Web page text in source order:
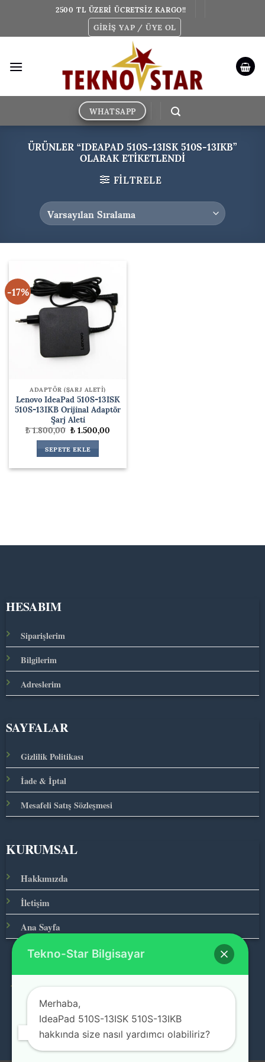
2500 TL ÜZERİ ÜCRETSİZ KARGO!!
GIRIŞ YAP / ÜYE OL
WHATSAPP
ÜRÜNLER “IDEAPAD 510S-13ISK 510S-13IKB”
OLARAK ETIKETLENDI
FILTRELE
-17%
ADAPTÖR (ŞARJ ALETİ)
Lenovo IdeaPad 510S-13ISK
510S-13IKB Orijinal Adaptör
Şarj Aleti
₺1.800,00Orijinal
fiyat:
₺ 1.800,00.
₺1.500,00
SEPETE EKLE
HESABIM
Siparişlerim
Bilgilerim
Adreslerim
SAYFALAR
Gizlilik Politikası
İade & İptal
Mesafeli Satış Sözleşmesi
KURUMSAL
Hakkımızda
İletişim
Ana Sayfa
© 2026 Teknolojinin Starı
Tekno-Star Bilgisayar
Merhaba,
IdeaPad 510S-13ISK 510S-13IKB
hakkında size nasıl yardımcı olabiliriz?